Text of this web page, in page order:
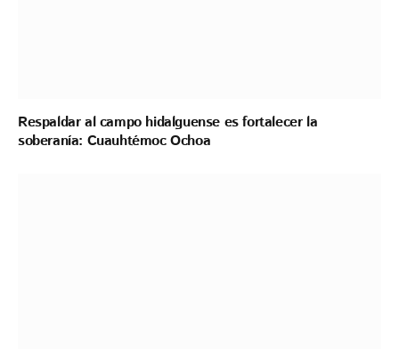
Respaldar al campo hidalguense es fortalecer la
soberanía: Cuauhtémoc Ochoa